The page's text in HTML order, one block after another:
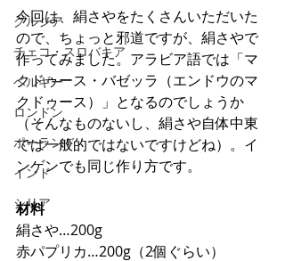
グルジア
チェコ・スロバキア
ベルギー
ロンドン
ポーランド
インド
シリア
今回は、絹さやをたくさんいただいた
ので、ちょっと邪道ですが、絹さやで
作ってみました。アラビア語では「マ
クドゥース・バゼッラ（エンドウのマ
クドゥース）」となるのでしょうか
（そんなものないし、絹さや自体中東
では一般的ではないですけどね）。イ
ンゲンでも同じ作り方です。
材料
絹さや…200g
赤パプリカ…200g（2個ぐらい）